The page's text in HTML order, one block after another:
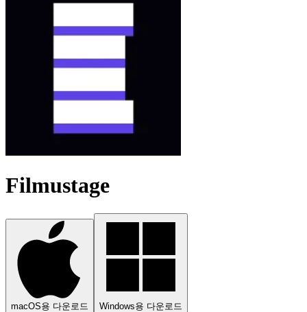
Filmustage
macOS용 다운로드 Windows용 다운로드